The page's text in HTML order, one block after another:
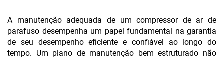
A manutenção adequada de um compressor de ar de
parafuso desempenha um papel fundamental na garantia
de seu desempenho eficiente e confiável ao longo do
tempo. Um plano de manutenção bem estruturado não